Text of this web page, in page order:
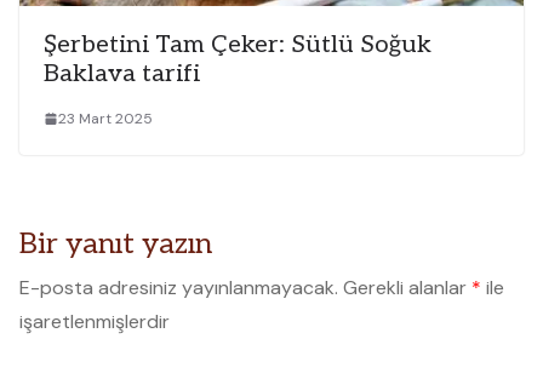
Şerbetini Tam Çeker: Sütlü Soğuk
Baklava tarifi
23 Mart 2025
Bir yanıt yazın
E-posta adresiniz yayınlanmayacak. Gerekli alanlar * ile
işaretlenmişlerdir